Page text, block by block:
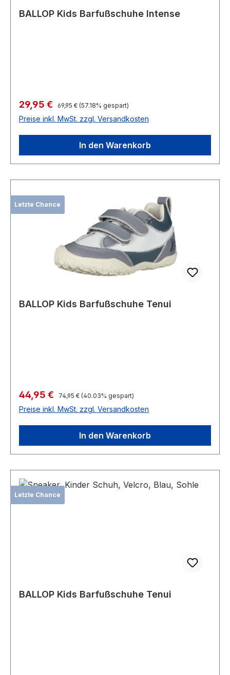
BALLOP Kids Barfußschuhe Intense
Verkaufspreis:
29,95 € Regulärer Preis:
69,95 € (57.18% gespart)
Preise inkl. MwSt. zzgl. Versandkosten
In den Warenkorb
Letzte Chance
BALLOP Kids Barfußschuhe Tenui
Verkaufspreis:
44,95 € Regulärer Preis:
74,95 € (40.03% gespart)
Preise inkl. MwSt. zzgl. Versandkosten
In den Warenkorb
Letzte Chance
BALLOP Kids Barfußschuhe Tenui